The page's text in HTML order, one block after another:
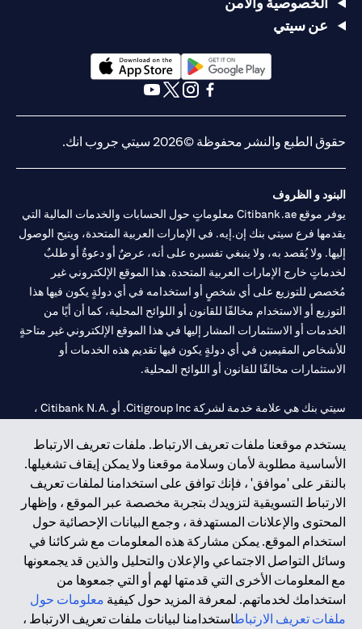
يستخدم موقعنا ملفات تعريف الارتباط. ملفات تعريف الارتباط
الأساسية مطلوبة لأمان وسلامة موقعنا ولا يمكن إيقاف تشغيلها.
بالنقر على 'موافق' ، فإنك توافق على استخدامنا لملفات تعريف
الارتباط التسويقية لتزويدك بتجربة مخصصة عبر الموقع ، وإظهار
المحتوى والإعلانات المستهدفة ، وجمع البيانات الإحصائية حول
استخدام الموقع. يمكن مشاركة هذه المعلومات مع شركائنا في
وسائل التواصل الاجتماعي والإعلان والتحليل والذين قد يجمعونها
مع المعلومات الأخرى التي قدمتها لهم أو التي جمعوها من
استخدامك لخدماتهم. لمعرفة المزيد حول كيفية معلومات حول
ملفات تعريف الارتباطاستخدامنا لبيانات ملفات تعريف الارتباط ،
عن سيتي
opens in a new tab
opens in a new tab
حقوق الطبع والنشر محفوظة ©2026 سيتي جروب انك.
البنود و الظروف
يوفر موقع Citibank.ae معلوماتٍ حول الحسابات والخدمات المالية التي
يقدمها فرع سيتي بنك إن.إيه. في الإمارات العربية المتحدة، ويتيح الوصول
إليها. ولا يُقصد به، ولا ينبغي تفسيره على أنه، عرضٌ أو دعوةٌ أو طلبٌ
لخدماتٍ خارج الإمارات العربية المتحدة. هذا الموقع الإلكتروني غير
مُخصص للتوزيع على أي شخصٍ أو استخدامه في أي دولةٍ يكون فيها هذا
التوزيع أو الاستخدام مخالفًا للقانون أو اللوائح المحلية، كما أن أيًا من
الخدمات أو الاستثمارات المشار إليها في هذا الموقع الإلكتروني غير متاحةٍ
للأشخاص المقيمين في أي دولةٍ يكون فيها تقديم هذه الخدمات أو
الاستثمارات مخالفًا للقانون أو اللوائح المحلية.
سيتي بنك هي علامة خدمة لشركة Citigroup Inc. أو .Citibank N.A ،
سيتي بنك إن. إيه. الإمارات مسجل لدى مصرف الإمارات المركزي تحت
أرقام التراخيص 202563 لفرع الوصل في دبي، 531989 لفرع مول
الإمارات في دبي، و CN-1002019 لفرع أبوظبي. هاتف: 4000 311 04.
فرع سيتي بنك إن إيه - الإمارات العربية المتحدة مرخص من مصرف
الإمارات العربية المتحدة المركزي كفرع لبنك أجنبي.
سيتي بنك إن إيه الإمارات العربية المتحدة مرخص من هيئة الأوراق المالية
والسلع في الإمارات العربية المتحدة ("SCA") للقيام بالنشاط المالي لـ أ)
الاستشارات المالية والتعريف والترويج بموجب ترخيص رقم
20200000097 ب) وسيط تداول في الأسواق الدولية بموجب ترخيص